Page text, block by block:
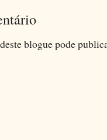
blogue pode